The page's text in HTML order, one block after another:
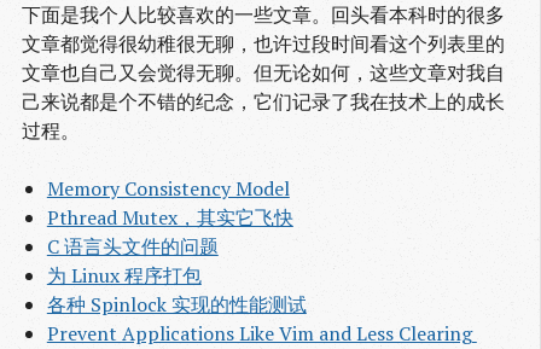
下面是我个人比较喜欢的一些文章。回头看本科时的很多
文章都觉得很幼稚很无聊，也许过段时间看这个列表里的
文章也自己又会觉得无聊。但无论如何，这些文章对我自
己来说都是个不错的纪念，它们记录了我在技术上的成长
过程。
Memory Consistency Model
Pthread Mutex，其实它飞快
C 语言头文件的问题
为 Linux 程序打包
各种 Spinlock 实现的性能测试
Prevent Applications Like Vim and Less Clearing